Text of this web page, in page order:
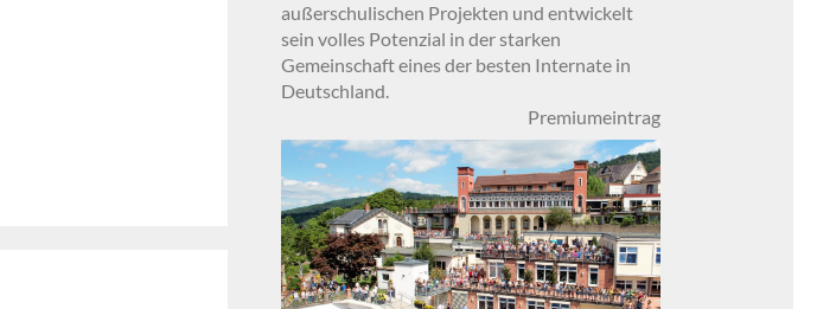
außerschulischen Projekten und entwickelt
sein volles Potenzial in der starken
Gemeinschaft eines der besten Internate in
Deutschland.
Premiumeintrag